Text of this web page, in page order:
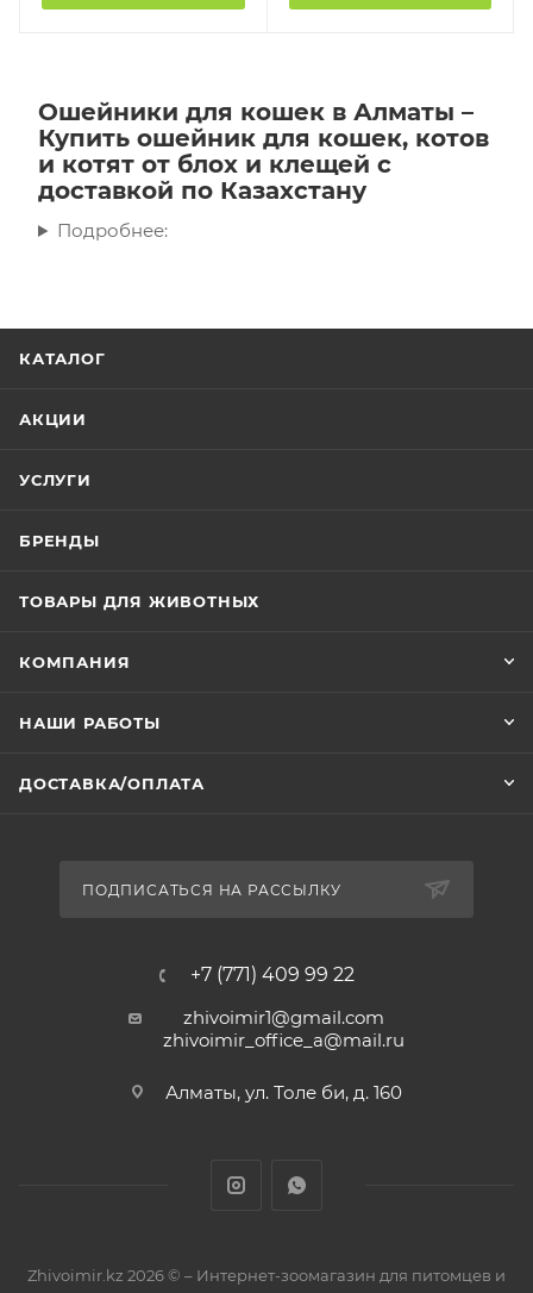
Ошейники для кошек в Алматы –
Купить ошейник для кошек, котов
и котят от блох и клещей с
доставкой по Казахстану
Подробнее:
КАТАЛОГ
АКЦИИ
УСЛУГИ
БРЕНДЫ
ТОВАРЫ ДЛЯ ЖИВОТНЫХ
КОМПАНИЯ
НАШИ РАБОТЫ
ДОСТАВКА/ОПЛАТА
ПОДПИСАТЬСЯ НА РАССЫЛКУ
+7 (771) 409 99 22
zhivoimir1@gmail.com
zhivoimir_office_a@mail.ru
Алматы, ул. Толе би, д. 160
Zhivoimir.kz 2026 © – Интернет-зоомагазин для питомцев и